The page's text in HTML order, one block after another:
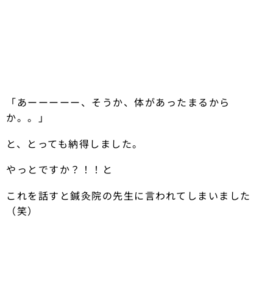
「あーーーーー、そうか、体があったまるから
か。。」
と、とっても納得しました。
やっとですか？！！と
これを話すと鍼灸院の先生に言われてしまいました
（笑）